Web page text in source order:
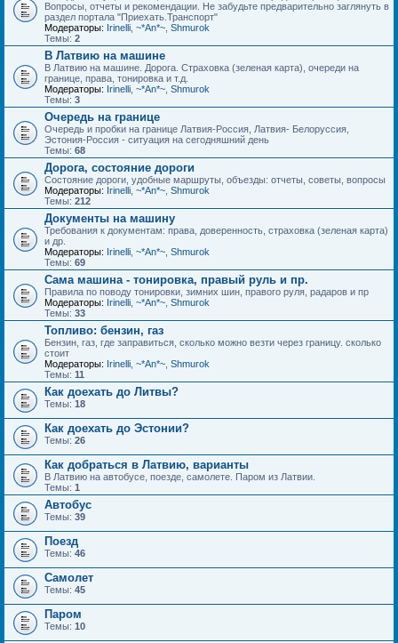
Вопросы, отчеты и рекомендации. Не забудьте предварительно заглянуть в
раздел портала "Приехать.Транспорт"
Модераторы: Irinelli ~*An*~ Shmurok
Темы: 2
В Латвию на машине
В Латвию на машине. Дорога. Страховка (зеленая карта), очереди на
границе, права, тонировка и т.д.
Модераторы: Irinelli ~*An*~ Shmurok
Темы: 3
Очередь на границе
Очередь и пробки на границе Латвия-Россия, Латвия- Белоруссия,
Эстония-Россия - ситуация на сегодняшний день
Темы: 68
Дорога, состояние дороги
Состояние дороги, удобные маршруты, объезды: отчеты, советы, вопросы
Модераторы: Irinelli ~*An*~ Shmurok
Темы: 212
Документы на машину
Требования к документам: права, доверенность, страховка (зеленая карта)
и др.
Модераторы: Irinelli ~*An*~ Shmurok
Темы: 69
Сама машина - тонировка, правый руль и пр.
Правила по поводу тонировки, зимних шин, правого руля, радаров и пр
Модераторы: Irinelli ~*An*~ Shmurok
Темы: 33
Топливо: бензин, газ
Бензин, газ, где заправиться, сколько можно везти через границу. сколько
стоит
Модераторы: Irinelli ~*An*~ Shmurok
Темы: 11
Как доехать до Литвы?
Темы: 18
Как доехать до Эстонии?
Темы: 26
Как добраться в Латвию, варианты
В Латвию на автобусе, поезде, самолете. Паром из Латвии.
Темы: 1
Автобус
Темы: 39
Поезд
Темы: 46
Самолет
Темы: 45
Паром
Темы: 10